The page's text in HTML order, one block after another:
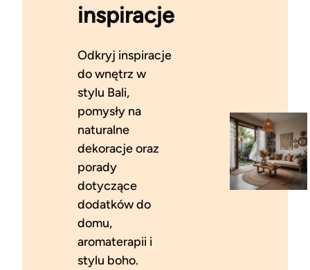
inspiracje
Odkryj inspiracje
do wnętrz w
stylu Bali,
pomysły na
naturalne
dekoracje oraz
porady
dotyczące
dodatków do
domu,
aromaterapii i
stylu boho.